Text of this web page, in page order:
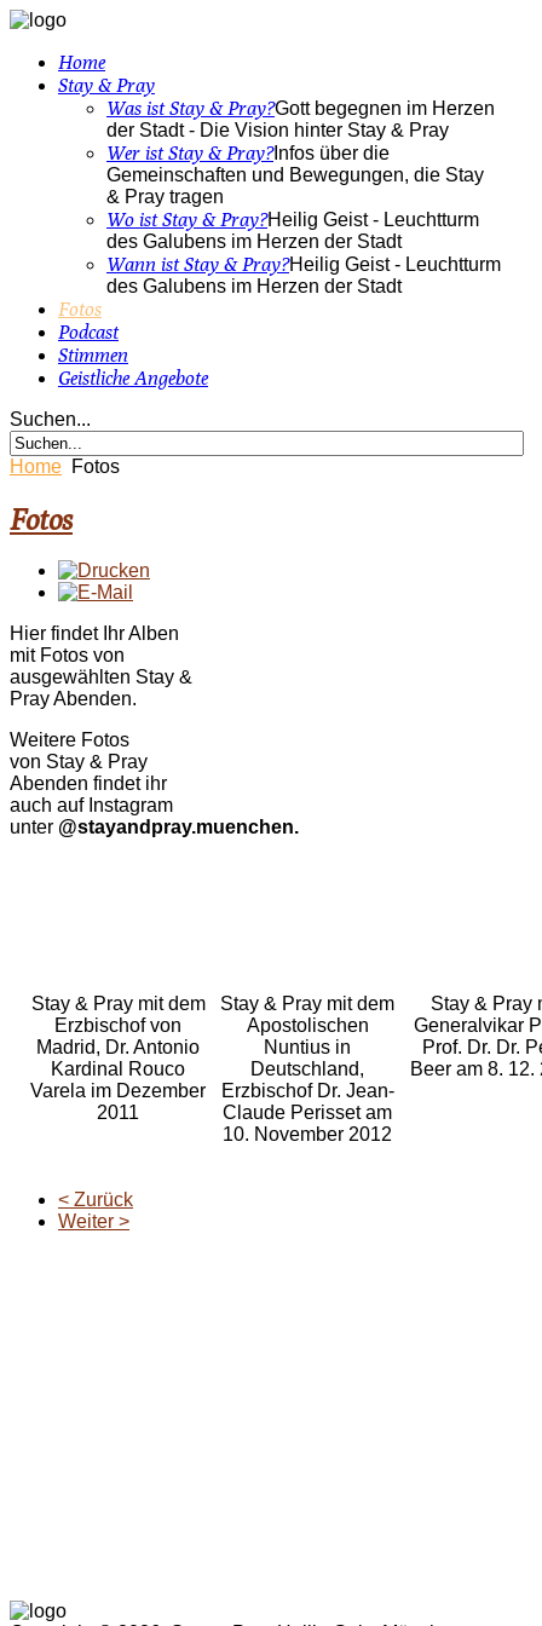
Home
Stay & Pray
Was ist Stay & Pray?Gott begegnen im Herzen
der Stadt - Die Vision hinter Stay & Pray
Wer ist Stay & Pray?Infos über die
Gemeinschaften und Bewegungen, die Stay
& Pray tragen
Wo ist Stay & Pray?Heilig Geist - Leuchtturm
des Galubens im Herzen der Stadt
Wann ist Stay & Pray?Heilig Geist - Leuchtturm
des Galubens im Herzen der Stadt
Fotos
Podcast
Stimmen
Geistliche Angebote
Suchen...
Home Fotos
Fotos
Hier findet Ihr Alben
mit Fotos von
ausgewählten Stay &
Pray Abenden.
Weitere Fotos
von Stay & Pray
Abenden findet ihr
auch auf Instagram
unter @stayandpray.muenchen.
Stay & Pray mit dem
Erzbischof von
Madrid, Dr. Antonio
Kardinal Rouco
Varela im Dezember
2011
Stay & Pray mit dem
Apostolischen
Nuntius in
Deutschland,
Erzbischof Dr. Jean-
Claude Perisset am
10. November 2012
Stay & Pray
Generalvikar
Prof. Dr. Dr.
Beer am 8. 12.
< Zurück
Weiter >